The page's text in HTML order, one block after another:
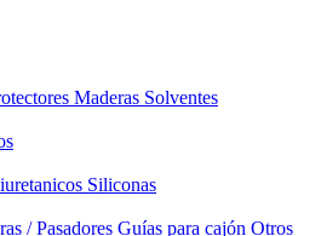
Maderas Solventes
Siliconas
/ Pasadores Guías para cajón Otros